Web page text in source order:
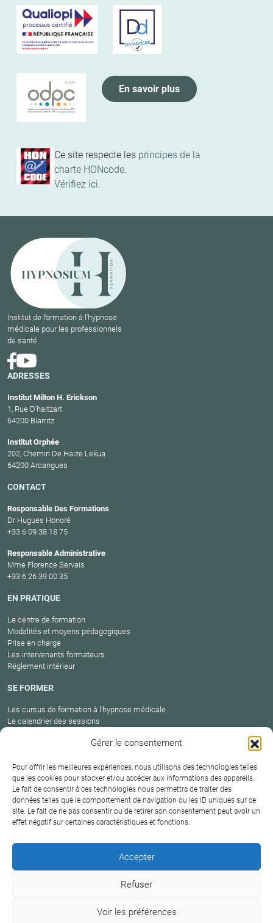
Gérer le consentement
Pour offrir les meilleures expériences, nous utilisons des technologies telles
que les cookies pour stocker et/ou accéder aux informations des appareils.
Le fait de consentir à ces technologies nous permettra de traiter des
données telles que le comportement de navigation ou les ID uniques sur ce
site. Le fait de ne pas consentir ou de retirer son consentement peut avoir un
effet négatif sur certaines caractéristiques et fonctions.
Accepter
Refuser
Voir les préférences
Ce site respecte les principes de la
charte HONcode.
Vérifiez ici.
En savoir plus
Institut de formation à l'hypnose
médicale pour les professionnels
de santé
ADRESSES
Institut Milton H. Erickson
1, Rue D’haitzart
64200 Biarritz
Institut Orphée
202, Chemin De Haize Lekua
64200 Arcangues
CONTACT
Responsable Des Formations
Dr Hugues Honoré
+33 6 09 38 18 75
Responsable Administrative
Mme Florence Servais
+33 6 26 39 00 35
EN PRATIQUE
Le centre de formation
Modalités et moyens pédagogiques
Prise en charge
Les intervenants formateurs
Réglement intérieur
SE FORMER
Les cursus de formation à l’hypnose médicale
Le calendrier des sessions
Mentions
légales
Conditions
générales de
vente
Plan
du site
Contact
Protection
des données
basque © 2026
DERNIÈRE MISE À JOUR :